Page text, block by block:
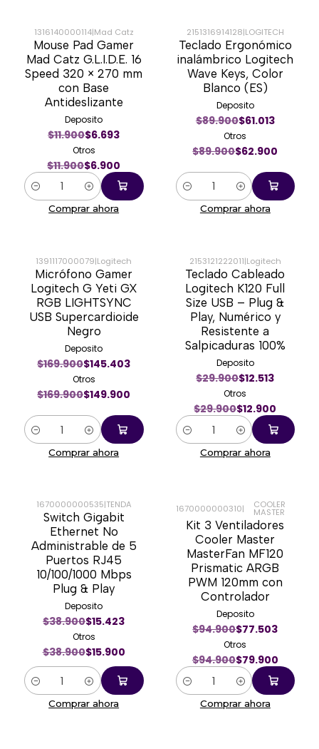
-42%
1316140000114|Mad Catz
Mouse Pad Gamer
Mad Catz G.L.I.D.E. 16
Speed 320 × 270 mm
con Base
Antideslizante
Deposito
$11.900$6.693
Otros
$11.900$6.900
Cantidad
Comprar ahora
-30%
2151316914128|LOGITECH
Teclado Ergonómico
inalámbrico Logitech
Wave Keys, Color
Blanco (ES)
Deposito
$89.900$61.013
Otros
$89.900$62.900
Cantidad
Comprar ahora
-12%
1391117000079|Logitech
Micrófono Gamer
Logitech G Yeti GX
RGB LIGHTSYNC
USB Supercardioide
Negro
Deposito
$169.900$145.403
Otros
$169.900$149.900
Cantidad
Comprar ahora
-57%
2153121222011|Logitech
Teclado Cableado
Logitech K120 Full
Size USB – Plug &
Play, Numérico y
Resistente a
Salpicaduras 100%
Deposito
$29.900$12.513
Otros
$29.900$12.900
Cantidad
Comprar ahora
-59%
1670000000535|TENDA
Switch Gigabit
Ethernet No
Administrable de 5
Puertos RJ45
10/100/1000 Mbps
Plug & Play
Deposito
$38.900$15.423
Otros
$38.900$15.900
Cantidad
Comprar ahora
-16%
1670000000310| COOLER
MASTER
Kit 3 Ventiladores
Cooler Master
MasterFan MF120
Prismatic ARGB
PWM 120mm con
Controlador
Deposito
$94.900$77.503
Otros
$94.900$79.900
Cantidad
Comprar ahora